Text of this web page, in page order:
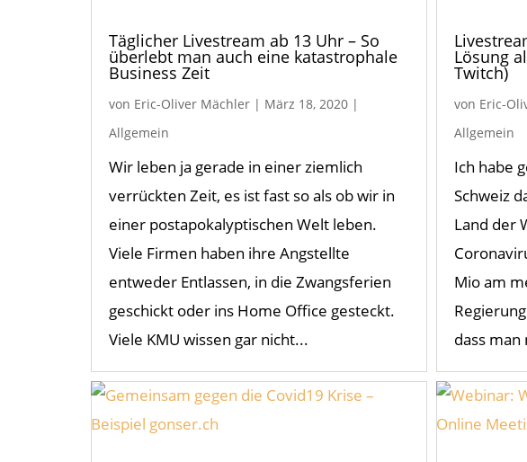
Täglicher Livestream ab 13 Uhr – So
überlebt man auch eine katastrophale
Business Zeit
von Eric-Oliver Mächler| März 18, 2020|
Allgemein
Wir leben ja gerade in einer ziemlich
verrückten Zeit, es ist fast so als ob wir in
einer postapokalyptischen Welt leben.
Viele Firmen haben ihre Angstellte
entweder Entlassen, in die Zwangsferien
geschickt oder ins Home Office gesteckt.
Viele KMU wissen gar nicht...
Lösung
Twitch)
von Eric-
Allgemein
Ich habe
Schweiz
Land der
Mio am
dass man